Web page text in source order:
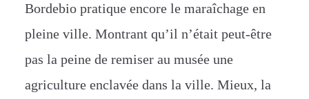
Bordebio pratique encore le maraîchage en
pleine ville. Montrant qu’il n’était peut-être
pas la peine de remiser au musée une
agriculture enclavée dans la ville. Mieux, la